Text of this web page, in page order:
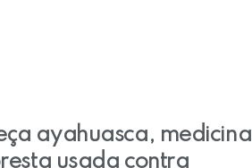
ayahuasca, medicina
usada contra